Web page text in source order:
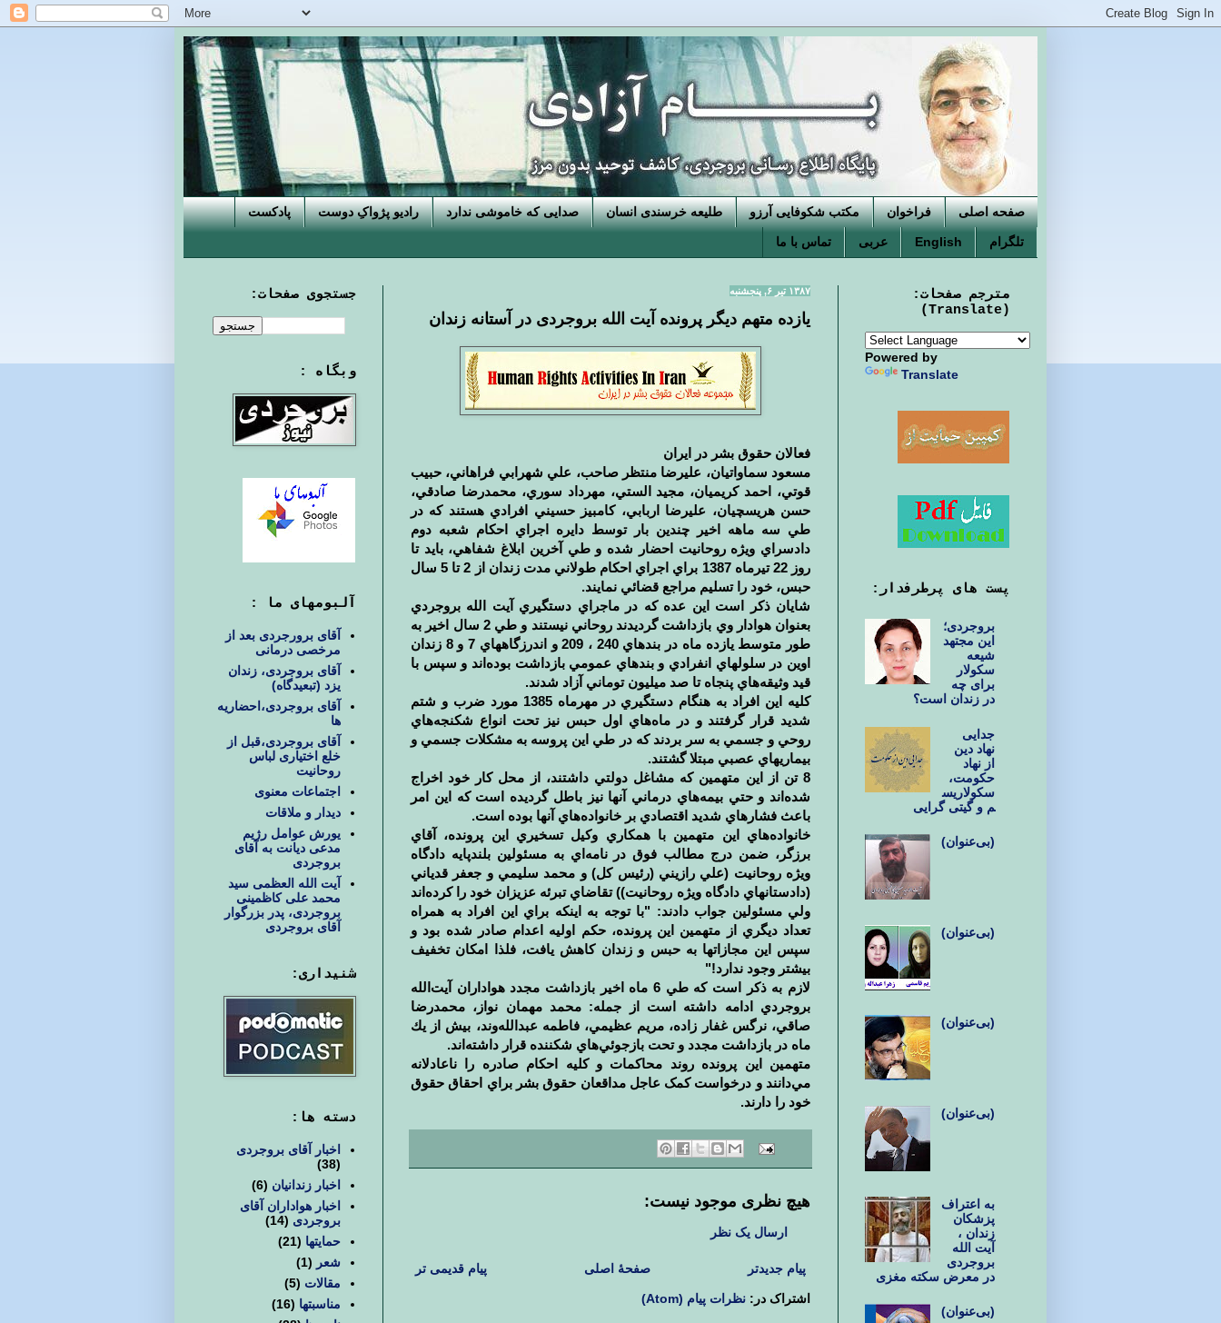
صفحه اصلی فراخوان مکتب شکوفایی آرزو طلیعه خرسندی انسان صدایی که خاموشی ندارد رادیو پژواکِ دوست پادکست
تلگرام English عربی تماس با ما
۱۳۸۷ تیر ۶, پنجشنبه
يازده متهم ديگر پرونده آيت الله بروجردی در آستانه زندان
فعالان حقوق بشر در ایران
مسعود سماواتيان، عليرضا منتظر صاحب، علي شهرابي فراهاني، حبيب
قوتي، احمد كريميان، مجيد الستي، مهرداد سوري، محمدرضا صادقي،
حسن هريسچيان، عليرضا اربابي، کامبيز حسيني افرادي هستند که در
طي سه ماهه اخير چندين بار توسط دايره اجراي احکام شعبه دوم
دادسراي ويژه روحانيت احضار شده و طي آخرين ابلاغ شفاهي، بايد تا
روز 22 تيرماه 1387 براي اجراي احکام طولاني مدت زندان از 2 تا 5 سال
حبس، خود را تسليم مراجع قضائي نمايند.
شايان ذکر است اين عده که در ماجراي دستگيري آيت الله بروجردي
بعنوان هوادار وي بازداشت گرديدند روحاني نيستند و طي 2 سال اخير به
طور متوسط يازده ماه در بندهاي 240 ، 209 و اندرزگاههاي 7 و 8 زندان
اوين در سلولهاي انفرادي و بندهاي عمومي بازداشت بوده‌اند و سپس با
قيد وثيقه‌هاي پنجاه تا صد ميليون توماني آزاد شدند.
کليه اين افراد به هنگام دستگيري در مهرماه 1385 مورد ضرب و شتم
شديد قرار گرفتند و در ماه‌هاي اول حبس نيز تحت انواع شكنجه‌هاي
روحي و جسمي به سر بردند که در طي اين پروسه به مشکلات جسمي و
بيماريهاي عصبي مبتلا گشتند.
8 تن از اين متهمين که مشاغل دولتي داشتند، از محل کار خود اخراج
شده‌اند و حتي بيمه‌هاي درماني آنها نيز باطل گرديده است که اين امر
باعث فشارهاي شديد اقتصادي بر خانواده‌هاي آنها بوده است.
خانواده‌هاي اين متهمين با همکاري وکيل تسخيري اين پرونده، آقاي
برزگر، ضمن درج مطالب فوق در نامه‌اي به مسئولين بلندپايه دادگاه
ويژه روحانيت (علي رازيني (رئيس کل) و محمد سليمي و جعفر قدياني
(دادستانهاي دادگاه ويژه روحانيت)) تقاضاي تبرئه عزيزان خود را کرده‌اند
ولي مسئولين جواب دادند: "با توجه به اينکه براي اين افراد به همراه
تعداد ديگري از متهمين اين پرونده، حکم اوليه اعدام صادر شده بود و
سپس اين مجازاتها به حبس و زندان کاهش يافت، فلذا امکان تخفيف
بيشتر وجود ندارد!"
لازم به ذكر است كه طي 6 ماه اخير بازداشت مجدد هواداران آيت‌الله
بروجردي ادامه داشته است از جمله: محمد مهمان نواز، محمدرضا
صاقي، نرگس غفار زاده، مريم عظيمي، فاطمه عبدالله‌وند، بيش از يك
ماه در بازداشت مجدد و تحت بازجوئي‌هاي شكننده قرار داشته‌اند.
متهمين اين پرونده روند محاكمات و كليه احكام صادره را ناعادلانه
مي‌دانند و درخواست کمک عاجل مداقعان حقوق بشر براي احقاق حقوق
خود را دارند.
هیچ نظری موجود نیست:
ارسال یک نظر
پیام جدیدتر پیام قدیمی تر صفحهٔ اصلی
اشتراک در: نظرات پیام (Atom)
جستجوی صفحات:
وبگاه :
آلبومهای ما :
آقای برورجردی بعد از
مرخصی درمانی
آقای بروجردی، زندان
یزد (تبعیدگاه)
آقای بروجردی،احضاریه
ها
آقای بروجردی،قبل از
خلع اختیاری لباس
روحانیت
اجتماعات معنوی
دیدار و ملاقات
یورش عوامل رژیم
مدعی دیانت به آقای
بروجردی
آیت الله العظمی سید
محمد علی کاظمینی
بروجردی، پدر بزرگوار
آقای بروجردی
شنیداری:
دسته ها:
اخبار آقای بروجردی
(38)
اخبار زندانیان (6)
اخبار هواداران آقای
بروجردی (14)
حمایتها (21)
شعر (1)
مقالات (5)
مناسبتها (16)
مترجم صفحات:
(Translate)
Powered by
Translate
پست های پرطرفدار:
بروجردی؛
این مجتهد
شیعه
سکولار
برای چه
در زندان است؟
جدایی
نهاد دین
از نهاد
حکومت،
سکولاریس
م و گیتی گرایی
(بی‌عنوان)
(بی‌عنوان)
(بی‌عنوان)
(بی‌عنوان)
به اعتراف
پزشکان
زندان ،
آیت الله
بروجردی
در معرض سکته مغزی
(بی‌عنوان)